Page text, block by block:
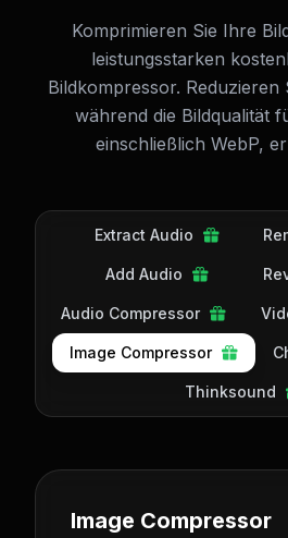
Komprimieren Sie Ihre
leistungsstarken
Bildkompressor. Reduzieren
während die Bildqualität
einschließlich WebP,
Extract Audio
Add Audio
Audio Compressor
Image Compressor
Thinksound
Image Compressor